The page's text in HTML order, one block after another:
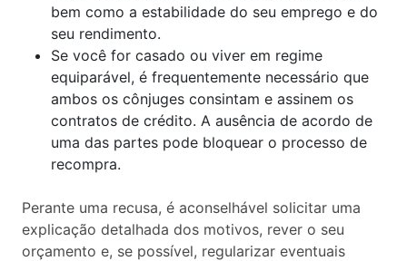
bem como a estabilidade do seu emprego e do
seu rendimento.
Se você for casado ou viver em regime
equiparável, é frequentemente necessário que
ambos os cônjuges consintam e assinem os
contratos de crédito. A ausência de acordo de
uma das partes pode bloquear o processo de
recompra.
Perante uma recusa, é aconselhável solicitar uma
explicação detalhada dos motivos, rever o seu
orçamento e, se possível, regularizar eventuais